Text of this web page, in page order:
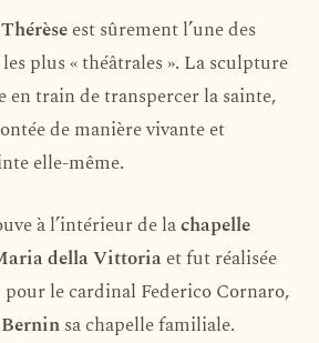
est sûrement l’une des
les plus « théâtrales ». La sculpture
en train de transpercer la sainte,
de manière vivante et
elle-même.
à l’intérieur de lachapelle
della Vittoriaet fut réalisée
pour le cardinal Federico Cornaro,
Berninsa chapelle familiale.